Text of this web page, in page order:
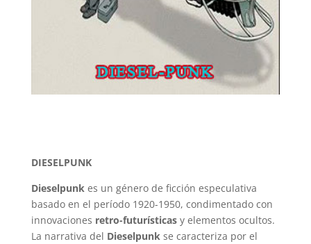
DIESELPUNK
Dieselpunkes un género de ficción especulativa
basado en el período 1920-1950, condimentado con
innovaciones retro-futurísticasy elementos ocultos.
La narrativa del Dieselpunkse caracteriza por el